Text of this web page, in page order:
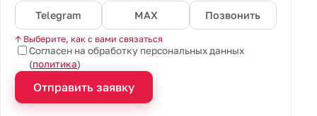
Telegram MAX Позвонить
↑ Выберите, как с вами связаться
Согласен на обработку персональных данных
(политика)
Отправить заявку